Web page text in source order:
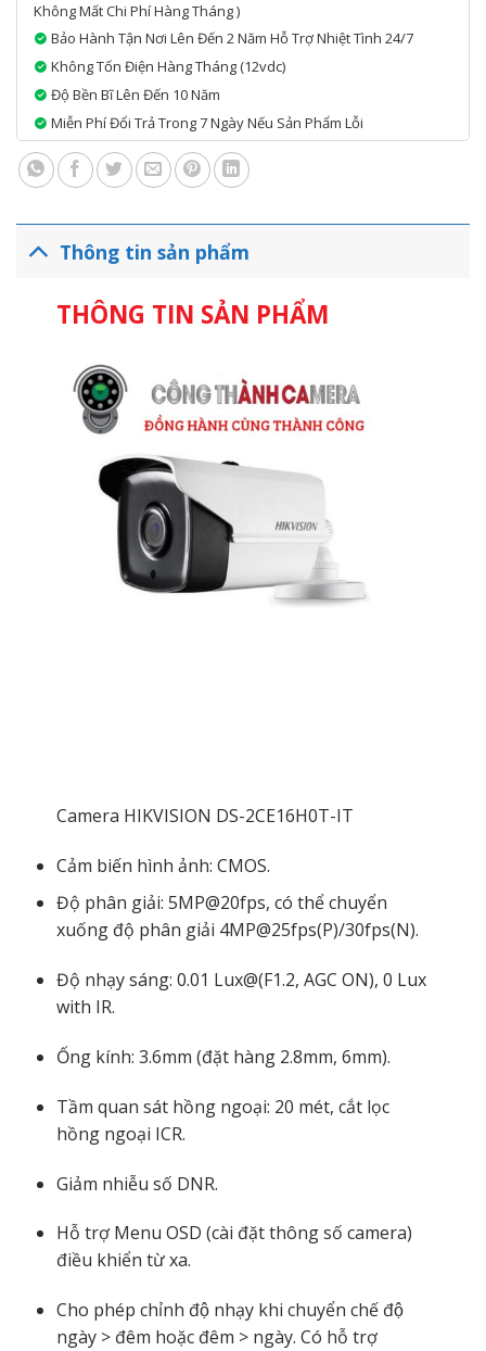
Không Mất Chi Phí Hàng Tháng )
Bảo Hành Tận Nơi Lên Đến 2 Năm Hỗ Trợ Nhiệt Tình 24/7
Không Tốn Điện Hàng Tháng (12vdc)
Độ Bền Bĩ Lên Đến 10 Năm
Miễn Phí Đổi Trả Trong 7 Ngày Nếu Sản Phẩm Lỗi
Thông tin sản phẩm
THÔNG TIN SẢN PHẨM
Camera HIKVISION DS-2CE16H0T-IT
Cảm biến hình ảnh: CMOS.
Độ phân giải: 5MP@20fps, có thể chuyển
xuống độ phân giải 4MP@25fps(P)/30fps(N).
Độ nhạy sáng: 0.01 Lux@(F1.2, AGC ON), 0 Lux
with IR.
Ống kính: 3.6mm (đặt hàng 2.8mm, 6mm).
Tầm quan sát hồng ngoại: 20 mét, cắt lọc
hồng ngoại ICR.
Giảm nhiễu số DNR.
Hỗ trợ Menu OSD (cài đặt thông số camera)
điều khiển từ xa.
Cho phép chỉnh độ nhạy khi chuyển chế độ
ngày > đêm hoặc đêm > ngày. Có hỗ trợ